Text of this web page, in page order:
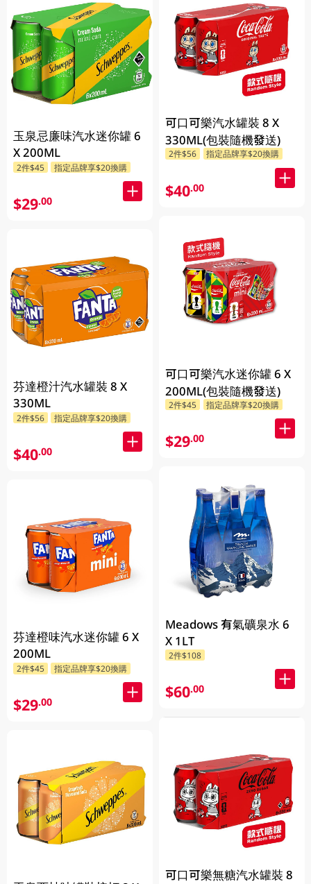
玉泉忌廉味汽水迷你罐 6
X 200ML
2件$45 指定品牌享$20換購
$29.00
芬達橙汁汽水罐裝 8 X
330ML
2件$56 指定品牌享$20換購
$40.00
芬達橙味汽水迷你罐 6 X
200ML
2件$45 指定品牌享$20換購
$29.00
可口可樂汽水罐裝 8 X
330ML(包裝隨機發送)
2件$56 指定品牌享$20換購
$40.00
可口可樂汽水迷你罐 6 X
200ML(包裝隨機發送)
2件$45 指定品牌享$20換購
$29.00
Meadows 有氣礦泉水 6
X 1LT
2件$108
$60.00
可口可樂無糖汽水罐裝 8